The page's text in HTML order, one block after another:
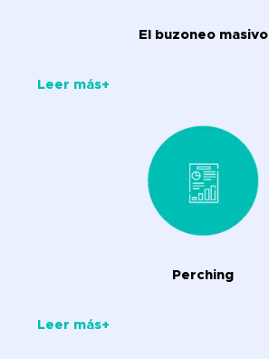
El buzoneo masivo
Leer más+
Perching
Leer más+